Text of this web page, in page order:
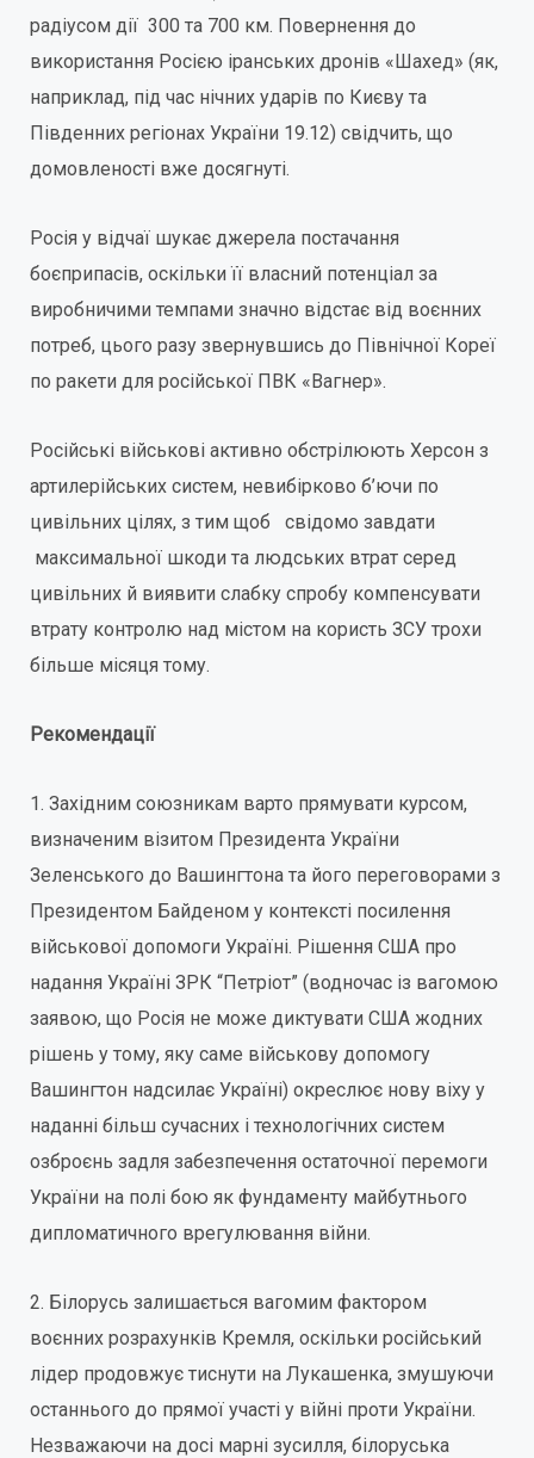
радіусом дії 300 та 700 км. Повернення до
використання Росією іранських дронів «Шахед» (як,
наприклад, під час нічних ударів по Києву та
Південних регіонах України 19.12) свідчить, що
домовленості вже досягнуті.
Росія у відчаї шукає джерела постачання
боєприпасів, оскільки її власний потенціал за
виробничими темпами значно відстає від воєнних
потреб, цього разу звернувшись до Північної Кореї
по ракети для російської ПВК «Вагнер».
Російські військові активно обстрілюють Херсон з
артилерійських систем, невибірково б’ючи по
цивільних цілях, з тим щоб свідомо завдати
максимальної шкоди та людських втрат серед
цивільних й виявити слабку спробу компенсувати
втрату контролю над містом на користь ЗСУ трохи
більше місяця тому.
Рекомендації
1. Західним союзникам варто прямувати курсом,
визначеним візитом Президента України
Зеленського до Вашингтона та його переговорами з
Президентом Байденом у контексті посилення
військової допомоги Україні. Рішення США про
надання Україні ЗРК “Петріот” (водночас із вагомою
заявою, що Росія не може диктувати США жодних
рішень у тому, яку саме військову допомогу
Вашингтон надсилає Україні) окреслює нову віху у
наданні більш сучасних і технологічних систем
озброєнь задля забезпечення остаточної перемоги
України на полі бою як фундаменту майбутнього
дипломатичного врегулювання війни.
2. Білорусь залишається вагомим фактором
воєнних розрахунків Кремля, оскільки російський
лідер продовжує тиснути на Лукашенка, змушуючи
останнього до прямої участі у війні проти України.
Незважаючи на досі марні зусилля, білоруська